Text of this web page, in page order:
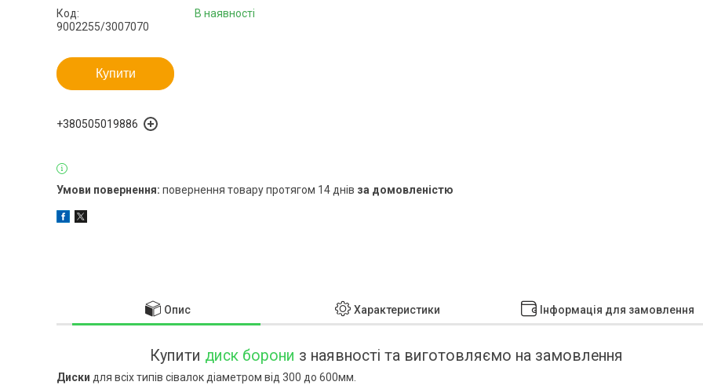
В наявності
Код:
9002255/3007070
Купити
+380505019886
повернення товару протягом 14 днів за домовленістю
Опис Характеристики Інформація для замовлення
Купити диск борони з наявності та виготовляємо на замовлення
Диски для всіх типів сівалок діаметром від 300 до 600мм.